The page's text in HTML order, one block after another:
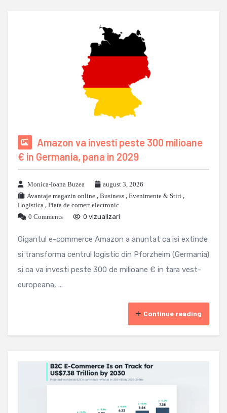
Amazon va investi peste 300 milioane
€ in Germania, pana in 2029
Monica-Ioana Buzea
august 3, 2026
Avantaje magazin online , Business , Evenimente & Stiri ,
Logistica , Piata de comert electronic
0 Comments
0 vizualizari
Gigantul e-commerce Amazon a anuntat ca isi extinde
si transforma centrul logistic din Pforzheim (Germania)
si ca va investi peste 300 de milioane € in tara vest-
europeana, ...
Continue reading